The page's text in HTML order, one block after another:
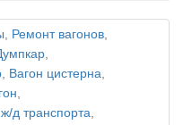
, Ремонт вагонов,
,
, Вагон цистерна,
,
д транспорта,